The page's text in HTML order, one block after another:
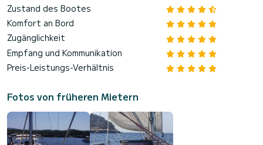
Zustand des Bootes
Komfort an Bord
Zugänglichkeit
Empfang und Kommunikation
Preis-Leistungs-Verhältnis
Fotos von früheren Mietern